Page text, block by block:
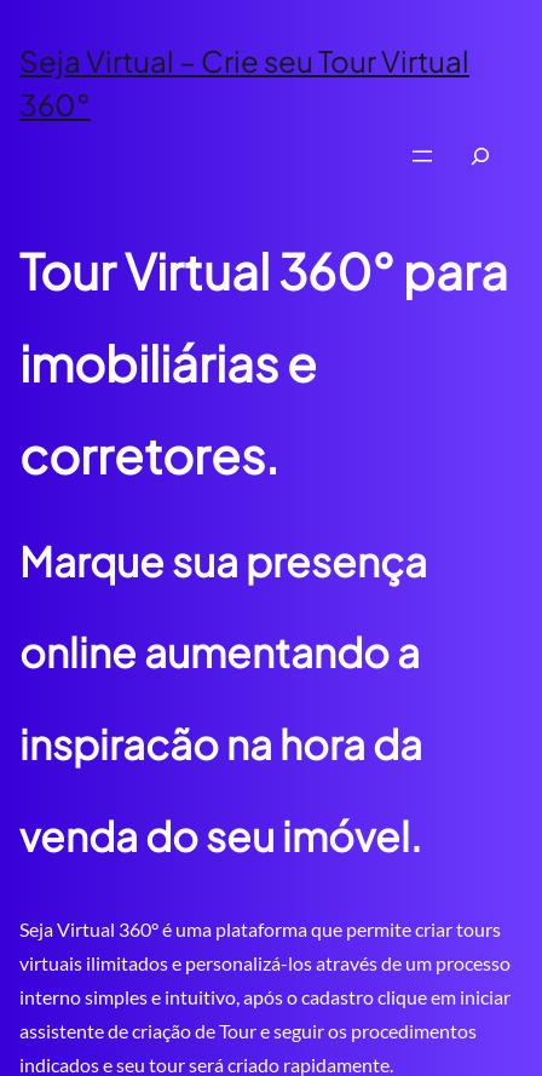
conteúdo
Seja Virtual – Crie seu Tour Virtual
360°
Tour Virtual 360° para
imobiliárias e
corretores.
Marque sua presença
online aumentando a
inspiracão na hora da
venda do seu imóvel.
Seja Virtual 360° é uma plataforma que permite criar tours
virtuais ilimitados e personalizá-los através de um processo
interno simples e intuitivo, após o cadastro clique em iniciar
assistente de criação de Tour e seguir os procedimentos
indicados e seu tour será criado rapidamente.